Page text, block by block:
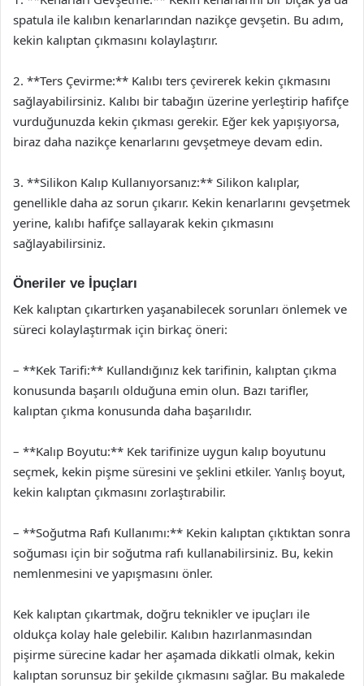
spatula ile kalıbın kenarlarından nazikçe gevşetin. Bu adım,
kekin kalıptan çıkmasını kolaylaştırır.
2. **Ters Çevirme:** Kalıbı ters çevirerek kekin çıkmasını
sağlayabilirsiniz. Kalıbı bir tabağın üzerine yerleştirip hafifçe
vurduğunuzda kekin çıkması gerekir. Eğer kek yapışıyorsa,
biraz daha nazikçe kenarlarını gevşetmeye devam edin.
3. **Silikon Kalıp Kullanıyorsanız:** Silikon kalıplar,
genellikle daha az sorun çıkarır. Kekin kenarlarını gevşetmek
yerine, kalıbı hafifçe sallayarak kekin çıkmasını
sağlayabilirsiniz.
Öneriler ve İpuçları
Kek kalıptan çıkartırken yaşanabilecek sorunları önlemek ve
süreci kolaylaştırmak için birkaç öneri:
– **Kek Tarifi:** Kullandığınız kek tarifinin, kalıptan çıkma
konusunda başarılı olduğuna emin olun. Bazı tarifler,
kalıptan çıkma konusunda daha başarılıdır.
– **Kalıp Boyutu:** Kek tarifinize uygun kalıp boyutunu
seçmek, kekin pişme süresini ve şeklini etkiler. Yanlış boyut,
kekin kalıptan çıkmasını zorlaştırabilir.
– **Soğutma Rafı Kullanımı:** Kekin kalıptan çıktıktan sonra
soğuması için bir soğutma rafı kullanabilirsiniz. Bu, kekin
nemlenmesini ve yapışmasını önler.
Kek kalıptan çıkartmak, doğru teknikler ve ipuçları ile
oldukça kolay hale gelebilir. Kalıbın hazırlanmasından
pişirme sürecine kadar her aşamada dikkatli olmak, kekin
kalıptan sorunsuz bir şekilde çıkmasını sağlar. Bu makalede